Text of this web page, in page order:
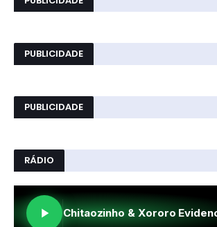
PUBLICIDADE
PUBLICIDADE
RÁDIO